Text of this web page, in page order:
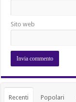
Sito web
Recenti Popolari